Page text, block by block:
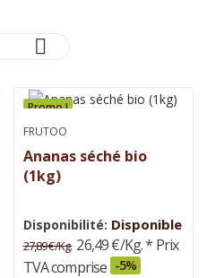

Promo !
FRUTOO
Ananas séché bio
(1kg)
Disponibilité: Disponible
27,89 €/Kg. 26,49 €/Kg.* Prix
TVA comprise -5%